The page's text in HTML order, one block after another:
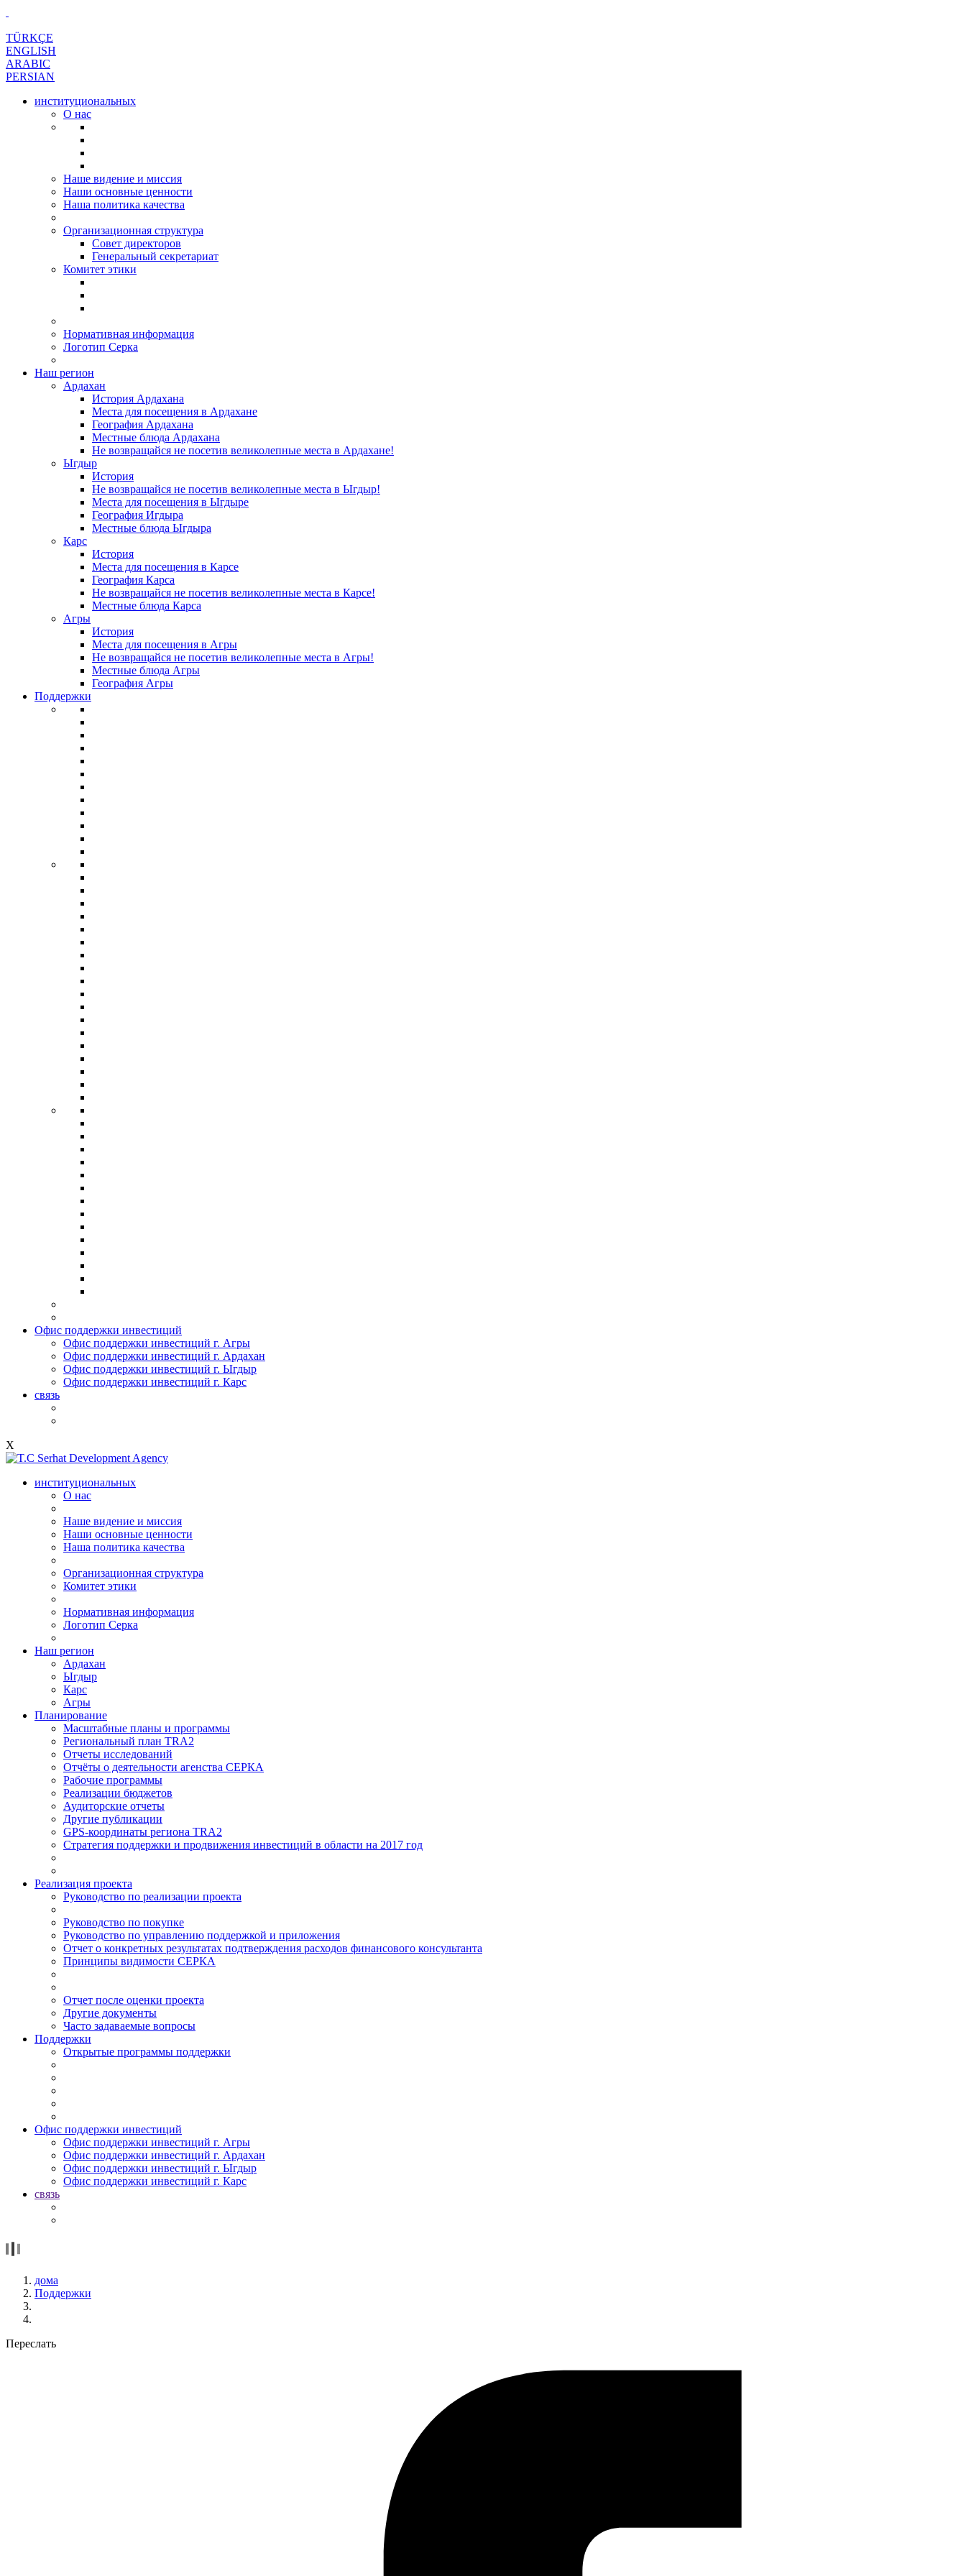
TÜRKÇE
ENGLISH
ARABIC
PERSIAN
институциональных
О нас
Наше видение и миссия
Наши основные ценности
Наша политика качества
Организационная структура
Совет директоров
Генеральный секретариат
Комитет этики
Нормативная информация
Логотип Серка
Наш регион
Ардахан
История Ардахана
Места для посещения в Ардахане
География Ардахана
Местные блюда Ардахана
Не возвращайся не посетив великолепные места в Ардахане!
Ыгдыр
История
Не возвращайся не посетив великолепные места в Ыгдыр!
Места для посещения в Ыгдыре
География Игдыра
Местные блюда Ыгдыра
Карс
История
Места для посещения в Карсе
География Карса
Не возвращайся не посетив великолепные места в Карсе!
Местные блюда Карса
Агры
История
Места для посещения в Агры
Не возвращайся не посетив великолепные места в Агры!
Местные блюда Агры
География Агры
Поддержки
Офис поддержки инвестиций
Офис поддержки инвестиций г. Агры
Офис поддержки инвестиций г. Ардахан
Офис поддержки инвестиций г. Ыгдыр
Офис поддержки инвестиций г. Карс
связь
X
институциональных
О нас
Наше видение и миссия
Наши основные ценности
Наша политика качества
Организационная структура
Комитет этики
Нормативная информация
Логотип Серка
Наш регион
Ардахан
Ыгдыр
Карс
Агры
Планирование
Масштабные планы и программы
Региональный план TRA2
Отчеты исследований
Отчёты о деятельности агенства СЕРКА
Рабочие программы
Реализации бюджетов
Аудиторские отчеты
Другие публикации
GPS-координаты региона TRA2
Стратегия поддержки и продвижения инвестиций в области на 2017 год
Реализация проекта
Руководство по реализации проекта
Руководство по покупке
Руководство по управлению поддержкой и приложения
Отчет о конкретных результатах подтверждения расходов финансового консультанта
Принципы видимости СЕРКА
Отчет после оценки проекта
Другие документы
Часто задаваемые вопросы
Поддержки
Открытые программы поддержки
Офис поддержки инвестиций
Офис поддержки инвестиций г. Агры
Офис поддержки инвестиций г. Ардахан
Офис поддержки инвестиций г. Ыгдыр
Офис поддержки инвестиций г. Карс
связь
дома
Поддержки
Переслать